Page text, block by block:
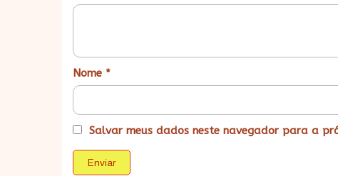
Nome *
Salvar meus dados neste navegador para a